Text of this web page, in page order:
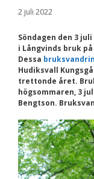
2 juli 2022
Söndagen den 3
i Långvinds bruk
Dessa
Hudiksvall
trettonde året.
högsommaren, 3
Bengtson.